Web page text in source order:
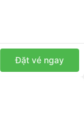
Đặt vé ngay